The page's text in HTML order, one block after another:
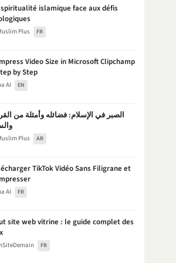
islamique face aux défis
Plus FR
Video Size in Microsoft Clipchamp
by Step
AI EN
الصبر في الإسلام: فضائله وأمثلة من
Plus AR
TikTok Vidéo Sans Filigrane et
AI FR
site web vitrine : le guide complet des
FR